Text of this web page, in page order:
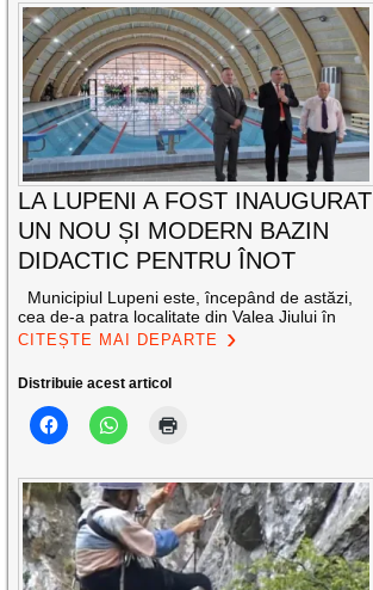
LA LUPENI A FOST INAUGURAT
UN NOU ȘI MODERN BAZIN
DIDACTIC PENTRU ÎNOT
Municipiul Lupeni este, începând de astăzi,
cea de-a patra localitate din Valea Jiului în
CITEȘTE MAI DEPARTE
Distribuie acest articol